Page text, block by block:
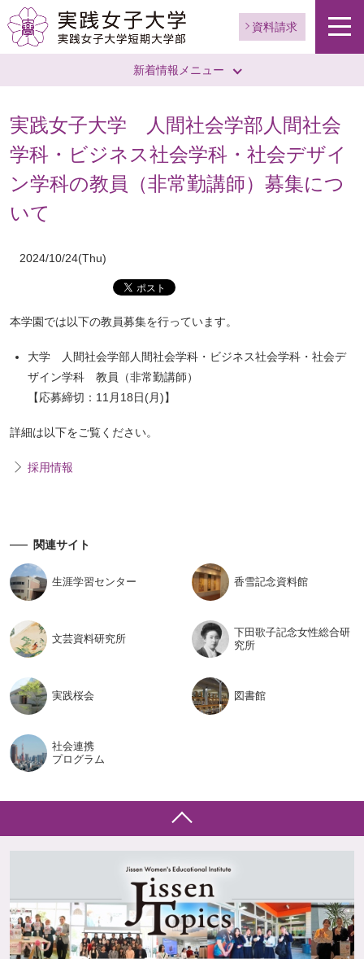
資料請求
新着情報メニュー
実践女子大学 人間社会学部人間社会
学科・ビジネス社会学科・社会デザイ
ン学科の教員（非常勤講師）募集につ
いて
2024/10/24(Thu)
本学園では以下の教員募集を行っています。
大学 人間社会学部人間社会学科・ビジネス社会学科・社会デ
ザイン学科 教員（非常勤講師）
【応募締切：11月18日(月)】
詳細は以下をご覧ください。
採用情報
関連サイト
生涯学習センター 香雪記念資料館
文芸資料研究所
下田歌子記念女性総合研
究所
実践桜会 図書館
社会連携
プログラム
ー
へ